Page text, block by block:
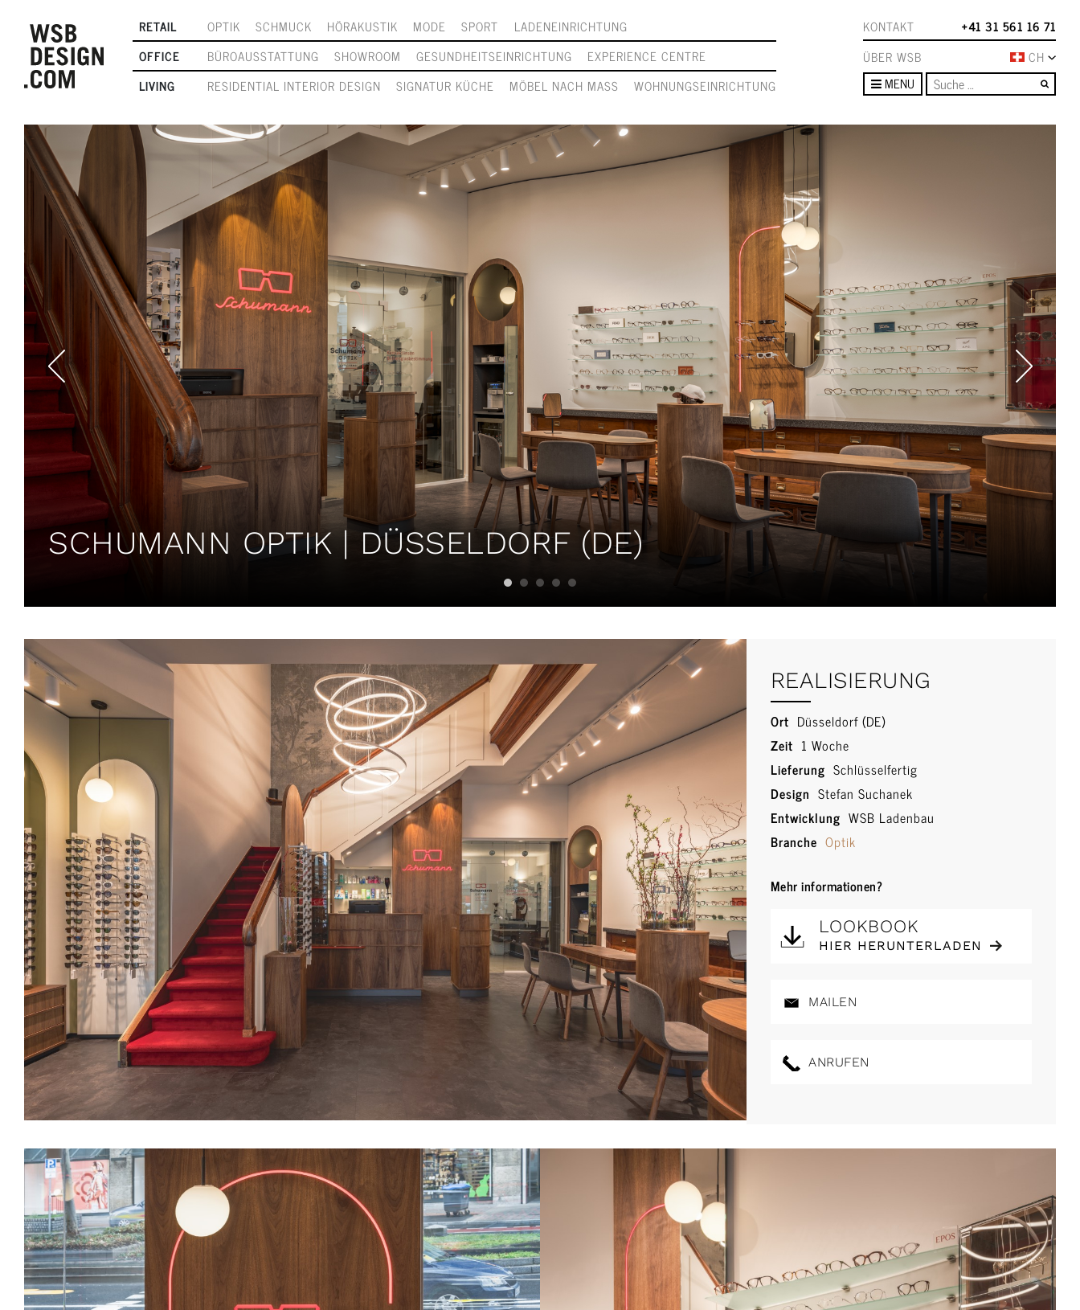
RETAIL OPTIK SCHMUCK HÖRAKUSTIK MODE SPORT
LADENEINRICHTUNG
OFFICE
BÜROAUSSTATTUNG SHOWROOM GESUNDHEITSEINRICHTUNG
EXPERIENCE CENTRE
LIVING
RESIDENTIAL INTERIOR DESIGN SIGNATUR KÜCHE MÖBEL NACH MASS WOHNUNGSEINRICHTUNG
KONTAKT
+41 31 561 16 71
ÜBER WSB
CH
MENU
SCHUMANN OPTIK | DÜSSELDORF (DE)
REALISIERUNG
Ort Düsseldorf (DE)
Zeit 1 Woche
Lieferung Schlüsselfertig
Design Stefan Suchanek
Entwicklung WSB Ladenbau
Branche Optik
Mehr informationen?
LOOKBOOK
HIER HERUNTERLADEN
MAILEN
ANRUFEN